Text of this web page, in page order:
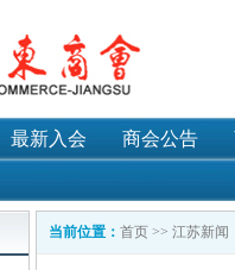
最新入会 商会公告
当前位置： 首页 >> 江苏新闻